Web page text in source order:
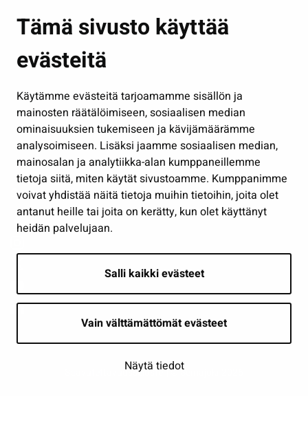
Tämä sivusto käyttää
evästeitä
Käytämme evästeitä tarjoamamme sisällön ja
mainosten räätälöimiseen, sosiaalisen median
ominaisuuksien tukemiseen ja kävijämäärämme
analysoimiseen. Lisäksi jaamme sosiaalisen median,
mainosalan ja analytiikka-alan kumppaneillemme
tietoja siitä, miten käytät sivustoamme. Kumppanimme
voivat yhdistää näitä tietoja muihin tietoihin, joita olet
antanut heille tai joita on kerätty, kun olet käyttänyt
heidän palvelujaan.
Salli kaikki evästeet
Vain välttämättömät evästeet
Näytä tiedot
Kasvatus ja opetus
Kulttuuri ja liikunta
Työ ja yrittäminen
Osallistu ja asioi
Näytä omat evästeasetukseni
Seuraa meitä
Saavutettavuusseloste | © Seinäjoki 2026